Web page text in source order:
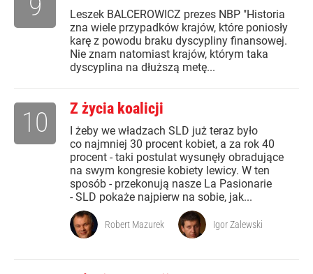
Leszek BALCEROWICZ prezes NBP "Historia
zna wiele przypadków krajów, które poniosły
karę z powodu braku dyscypliny finansowej.
Nie znam natomiast krajów, którym taka
dyscyplina na dłuższą metę...
Z życia koalicji
I żeby we władzach SLD już teraz było
co najmniej 30 procent kobiet, a za rok 40
procent - taki postulat wysunęły obradujące
na swym kongresie kobiety lewicy. W ten
sposób - przekonują nasze La Pasionarie
- SLD pokaże najpierw na sobie, jak...
10
Robert Mazurek Igor Zalewski